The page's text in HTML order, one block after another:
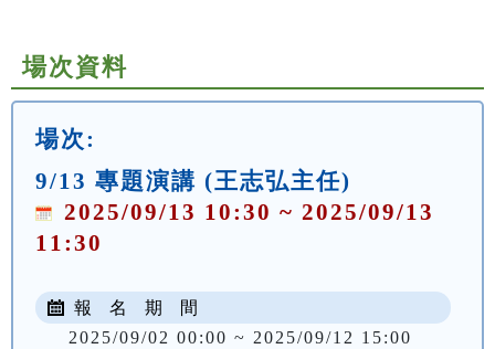
場次資料
場次:
9/13 專題演講 (王志弘主任)
2025/09/13 10:30 ~ 2025/09/13
11:30
報 名 期 間
2025/09/02 00:00 ~ 2025/09/12 15:00